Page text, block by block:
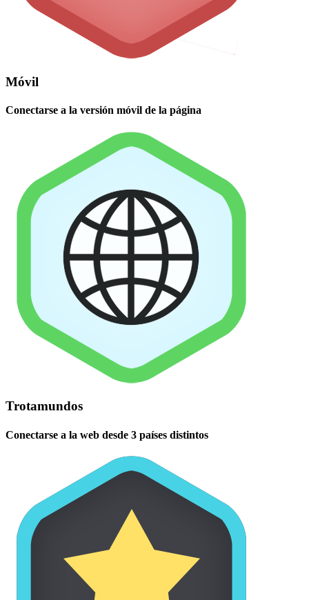
Móvil
Conectarse a la versión móvil de la página
Trotamundos
Conectarse a la web desde 3 países distintos